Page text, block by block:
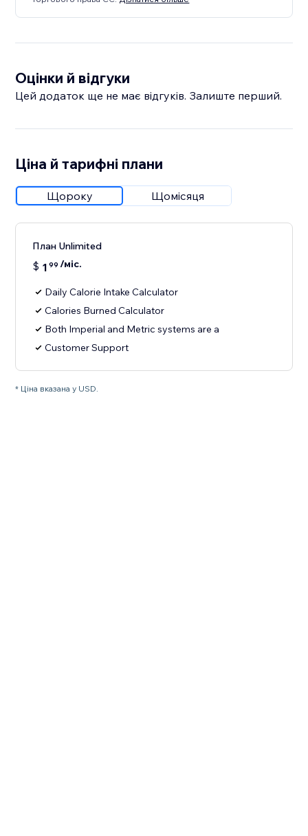
Оцінки й відгуки
Цей додаток ще не має відгуків. Залиште перший.
Ціна й тарифні плани
Щороку Щомісяця
План Unlimited
$ 1 99 /міс.
Daily Calorie Intake Calculator
Calories Burned Calculator
Both Imperial and Metric systems are a
Customer Support
* Ціна вказана у USD.